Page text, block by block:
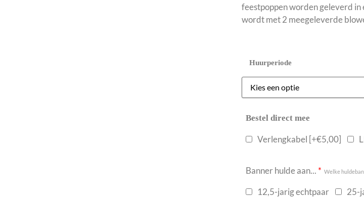
feestpoppen worden geleverd
wordt met 2 meegeleverde
Huurperiode
Bestel direct mee
Verlengkabel [+€5,00]
Banner hulde aan... * Welke
12,5-jarig echtpaar 25-